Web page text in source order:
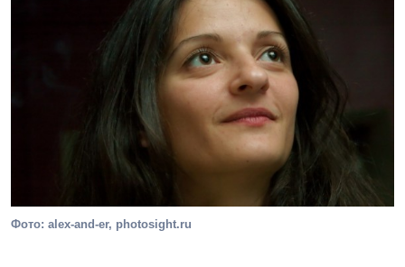
Фото: alex-and-er, photosight.ru